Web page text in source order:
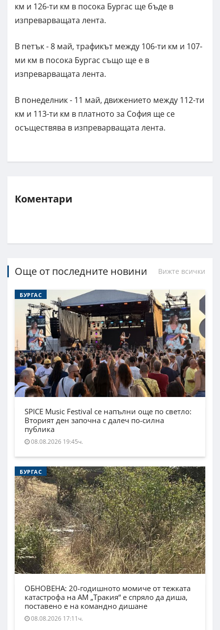
км и 126-ти км в посока Бургас ще бъде в
изпреварващата лента.
В петък - 8 май, трафикът между 106-ти км и 107-
ми км в посока Бургас също ще е в
изпреварващата лента.
В понеделник - 11 май, движението между 112-ти
км и 113-ти км в платното за София ще се
осъществява в изпреварващата лента.
Коментари
Още от последните новини Вижте всички
БУРГАС
SPICE Music Festival се напълни още по светло:
Вторият ден започна с далеч по-силна
публика
08.08.2026 19:45ч.
БУРГАС
ОБНОВЕНА: 20-годишното момиче от тежката
катастрофа на АМ „Тракия“ е спряло да диша,
поставено е на командно дишане
08.08.2026 17:11ч.